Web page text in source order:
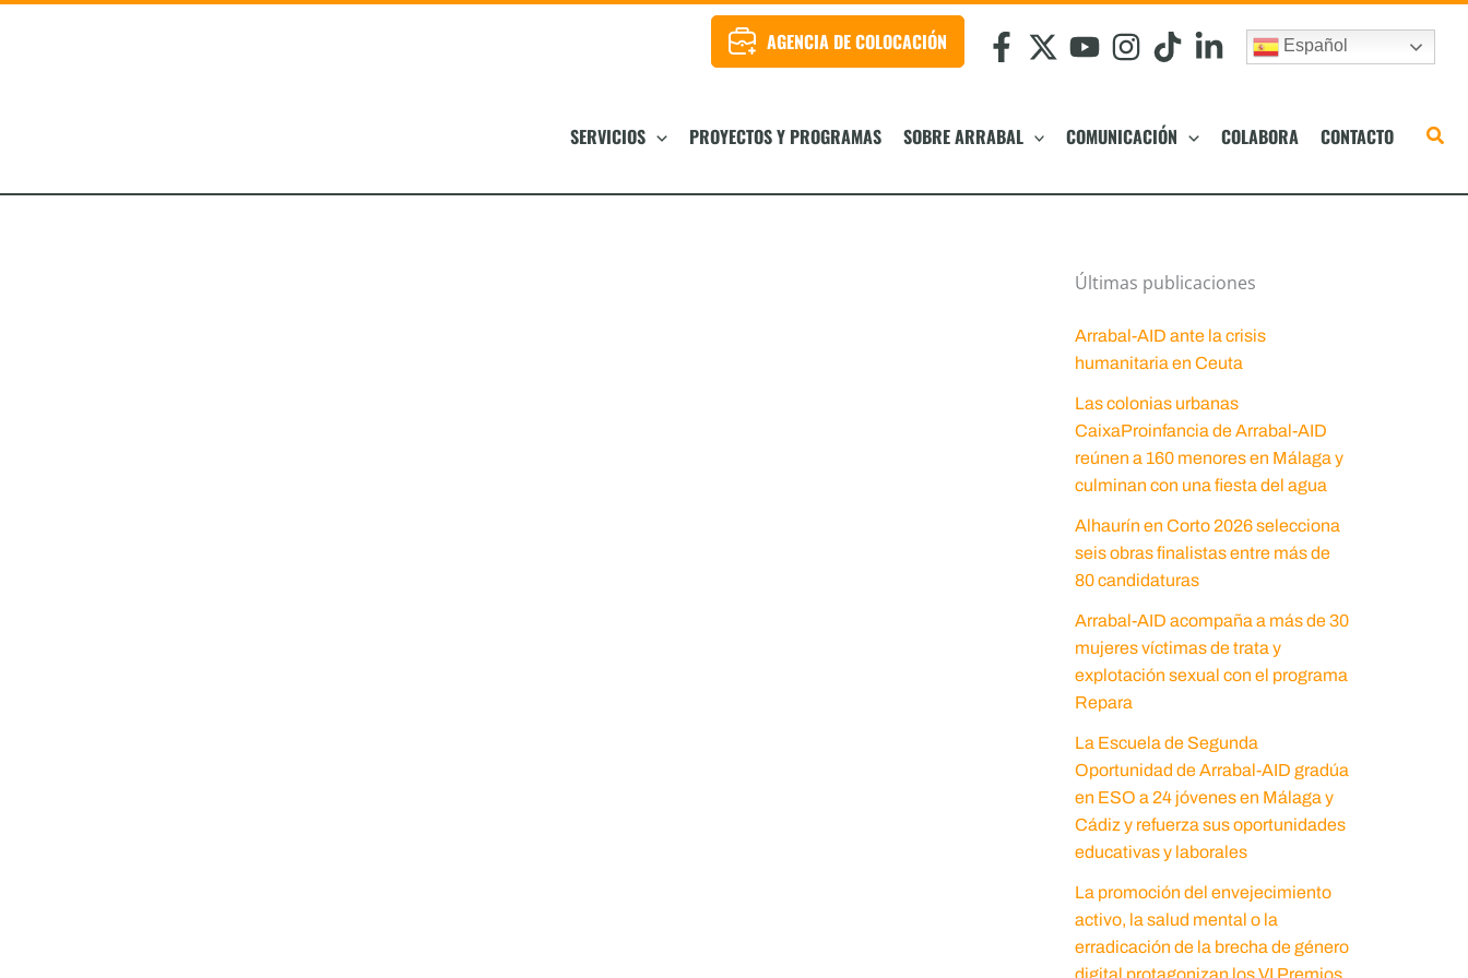
AGENCIA DE COLOCACIÓN Español
SERVICIOS PROYECTOS Y PROGRAMAS SOBRE ARRABAL COMUNICACIÓN COLABORA CONTACTO
Últimas publicaciones
Arrabal-AID ante la crisis
humanitaria en Ceuta
Las colonias urbanas
CaixaProinfancia de Arrabal-AID
reúnen a 160 menores en Málaga y
culminan con una fiesta del agua
Alhaurín en Corto 2026 selecciona
seis obras finalistas entre más de
80 candidaturas
Arrabal-AID acompaña a más de 30
mujeres víctimas de trata y
explotación sexual con el programa
Repara
La Escuela de Segunda
Oportunidad de Arrabal-AID gradúa
en ESO a 24 jóvenes en Málaga y
Cádiz y refuerza sus oportunidades
educativas y laborales
La promoción del envejecimiento
activo, la salud mental o la
erradicación de la brecha de género